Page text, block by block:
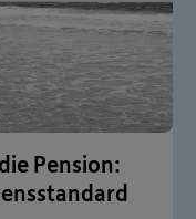
Pension: